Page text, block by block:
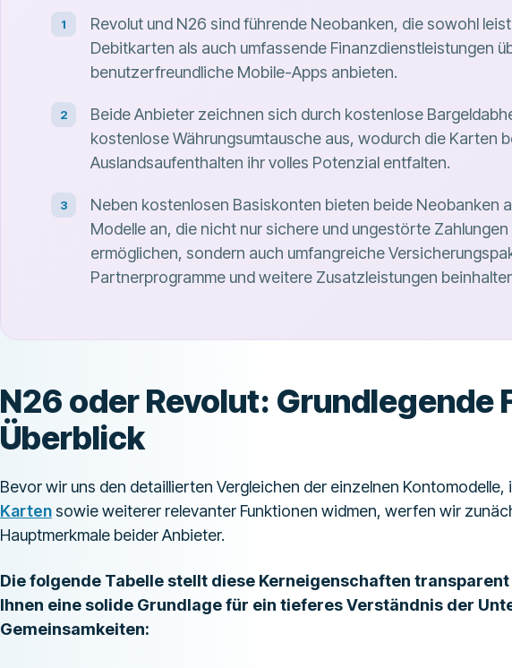
Revolut und N26 sind führende Neobanken, die sowohl
Debitkarten als auch umfassende Finanzdienstleistungen
benutzerfreundliche Mobile-Apps anbieten.
Beide Anbieter zeichnen sich durch kostenlose
kostenlose Währungsumtausche aus, wodurch die Karten
Auslandsaufenthalten ihr volles Potenzial entfalten.
Neben kostenlosen Basiskonten bieten beide Neobanken
Modelle an, die nicht nur sichere und ungestörte Zahlungen
ermöglichen, sondern auch umfangreiche
Partnerprogramme und weitere Zusatzleistungen
N26 oder Revolut: Grundlegende
Überblick
Bevor wir uns den detaillierten Vergleichen der einzelnen Kontomodelle,
Kartensowie weiterer relevanter Funktionen widmen, werfen wir
Hauptmerkmale beider Anbieter.
Die folgende Tabelle stellt diese Kerneigenschaften
Ihnen eine solide Grundlage für ein tieferes Verständnis der
Gemeinsamkeiten: